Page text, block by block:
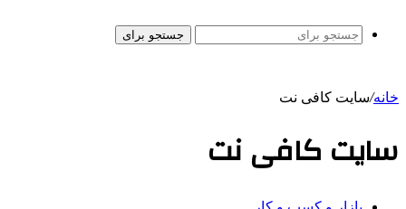
جستجو برای
خانه/سایت کافی نت
سایت کافی نت